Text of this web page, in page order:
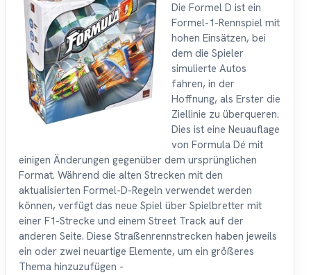
Die Formel D ist ein
Formel-1-Rennspiel mit
hohen Einsätzen, bei
dem die Spieler
simulierte Autos
fahren, in der
Hoffnung, als Erster die
Ziellinie zu überqueren.
Dies ist eine Neuauflage
von Formula Dé mit
einigen Änderungen gegenüber dem ursprünglichen
Format. Während die alten Strecken mit den
aktualisierten Formel-D-Regeln verwendet werden
können, verfügt das neue Spiel über Spielbretter mit
einer F1-Strecke und einem Street Track auf der
anderen Seite. Diese Straßenrennstrecken haben jeweils
ein oder zwei neuartige Elemente, um ein größeres
Thema hinzuzufügen -